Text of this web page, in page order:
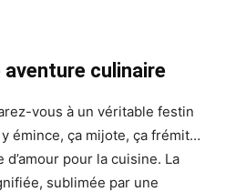
aventure culinaire
vous à un véritable festin
émince, ça mijote, ça frémit…
pour la cuisine. La
sublimée par une